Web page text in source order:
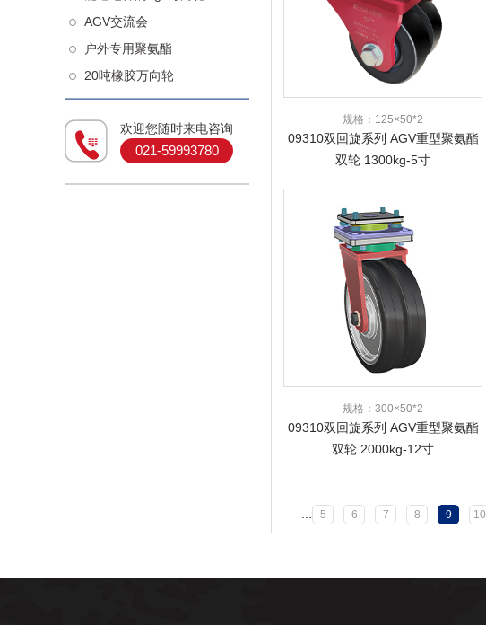
AGV交流会
户外专用聚氨酯
20吨橡胶万向轮
欢迎您随时来电咨询
021-59993780
规格：125×50*2
09310双回旋系列 AGV重型聚氨酯
双轮 1300kg-5寸
规格：300×50*2
09310双回旋系列 AGV重型聚氨酯
双轮 2000kg-12寸
... 5 6 7 8 9 10